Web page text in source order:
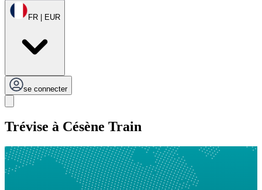
FR | EUR
se connecter
Trévise à Césène Train